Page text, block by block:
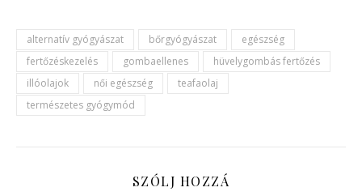
alternatív gyógyászat bőrgyógyászat
egészség
fertőzéskezelés
gombaellenes
hüvelygombás fertőzés
illóolajok
női egészség
teafaolaj
természetes gyógymód
SZÓLJ HOZZÁ